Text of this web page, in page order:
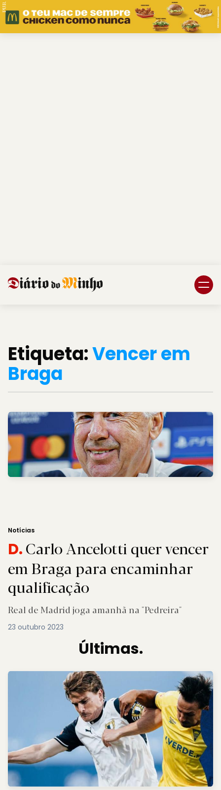
PUB.
Etiqueta:Vencer em
Braga
Notícias
D.Carlo Ancelotti quer vencer
em Braga para encaminhar
qualificação
Real de Madrid joga amanhã na "Pedreira"
23 outubro 2023
Últimas.